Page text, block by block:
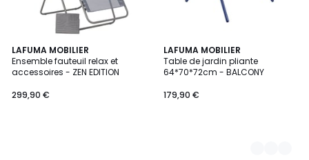
LAFUMA MOBILIER
Ensemble fauteuil relax et
accessoires - ZEN EDITION
299,90 €
LAFUMA MOBILIER
Table de jardin pliante
64*70*72cm - BALCONY
179,90 €
6
Couleurs